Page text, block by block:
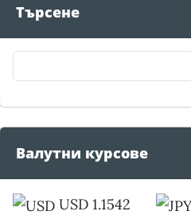
Търсене
Валутни курсове
USD 1.1542